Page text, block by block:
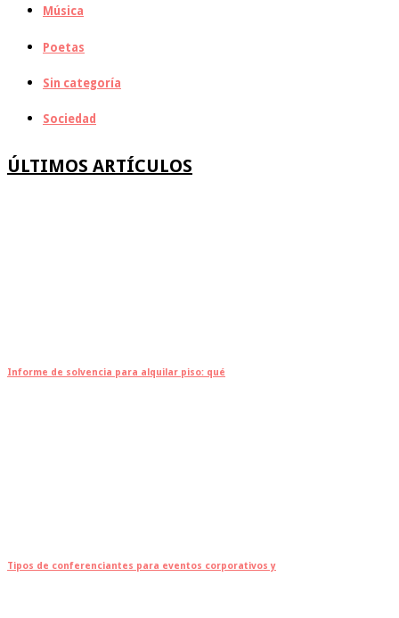
Música
Poetas
Sin categoría
Sociedad
ÚLTIMOS ARTÍCULOS
Informe de solvencia para alquilar piso: qué
Tipos de conferenciantes para eventos corporativos y